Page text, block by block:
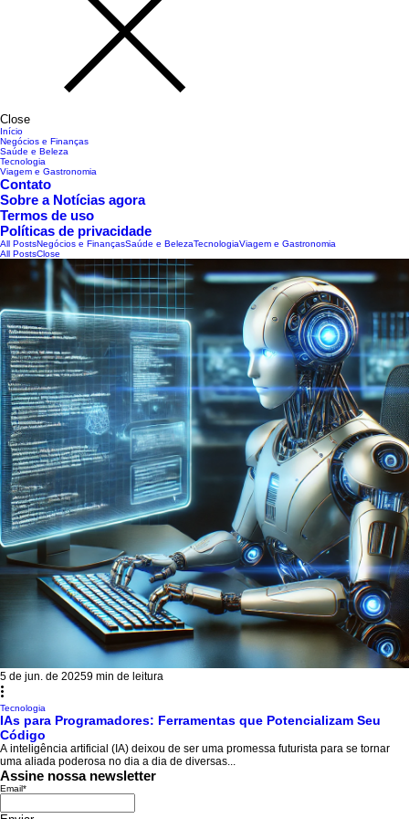
Close
Início
Negócios e Finanças
Saúde e Beleza
Tecnologia
Viagem e Gastronomia
Contato
Sobre a Notícias agora
Termos de uso
Políticas de privacidade
All PostsNegócios e FinançasSaúde e BelezaTecnologiaViagem e Gastronomia
All PostsClose
5 de jun. de 20259 min de leitura
Tecnologia
IAs para Programadores: Ferramentas que Potencializam Seu
Código
A inteligência artificial (IA) deixou de ser uma promessa futurista para se tornar
uma aliada poderosa no dia a dia de diversas...
Assine nossa newsletter
Email*